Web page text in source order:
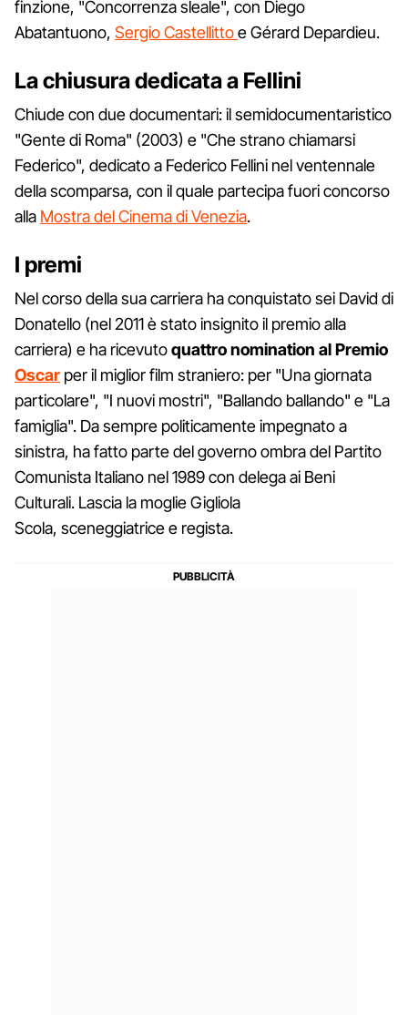
finzione, "Concorrenza sleale", con Diego
Abatantuono, Sergio Castellittoe Gérard Depardieu.
La chiusura dedicata a Fellini
Chiude con due documentari: il semidocumentaristico
"Gente di Roma" (2003) e "Che strano chiamarsi
Federico", dedicato a Federico Fellini nel ventennale
della scomparsa, con il quale partecipa fuori concorso
alla Mostra del Cinema di Venezia.
I premi
Nel corso della sua carriera ha conquistato sei David di
Donatello (nel 2011 è stato insignito il premio alla
carriera) e ha ricevutoquattro nomination al Premio
Oscar per il miglior film straniero: per "Una giornata
particolare", "I nuovi mostri", "Ballando ballando" e "La
famiglia". Da sempre politicamente impegnato a
sinistra, ha fatto parte del governo ombra del Partito
Comunista Italiano nel 1989 con delega ai Beni
Culturali. Lascia la moglie Gigliola
Scola, sceneggiatrice e regista.